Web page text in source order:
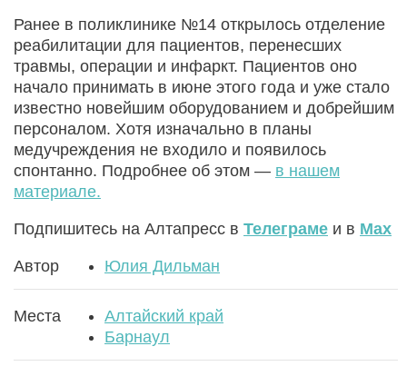
Ранее в поликлинике №14 открылось отделение
реабилитации для пациентов, перенесших
травмы, операции и инфаркт. Пациентов оно
начало принимать в июне этого года и уже стало
известно новейшим оборудованием и добрейшим
персоналом. Хотя изначально в планы
медучреждения не входило и появилось
спонтанно. Подробнее об этом — в нашем
материале.
Подпишитесь на Алтапресс в Телеграме и в Max
Автор Юлия Дильман
Места
Алтайский край
Барнаул